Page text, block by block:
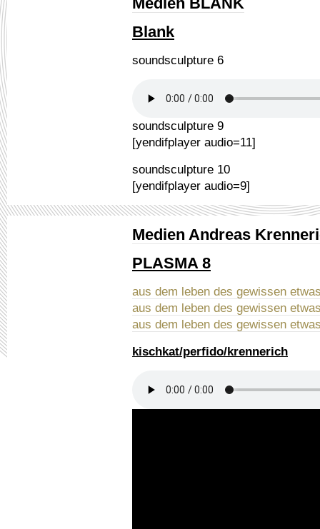
Medien BLANK
Blank
soundsculpture 6
soundsculpture 9
[yendifplayer audio=11]
soundsculpture 10
[yendifplayer audio=9]
Medien Andreas
PLASMA 8
aus dem leben des gewissen
aus dem leben des gewissen
aus dem leben des gewissen
kischkat/perfido/krennerich